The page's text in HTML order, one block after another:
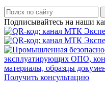
Подписывайтесь на наши
Получить консультацию